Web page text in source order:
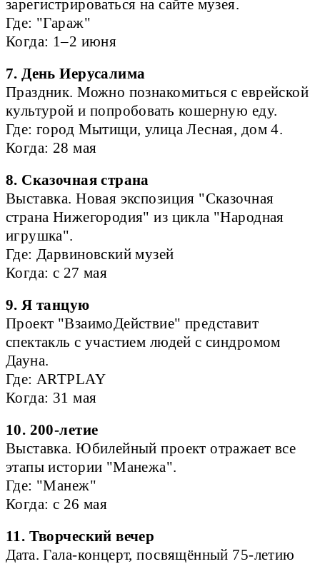
зарегистрироваться на сайте музея.
Где: "Гараж"
Когда: 1–2 июня
7. День Иерусалима
Праздник. Можно познакомиться с еврейской
культурой и попробовать кошерную еду.
Где: город Мытищи, улица Лесная, дом 4.
Когда: 28 мая
8. Сказочная страна
Выставка. Новая экспозиция "Сказочная
страна Нижегородия" из цикла "Народная
игрушка".
Где: Дарвиновский музей
Когда: с 27 мая
9. Я танцую
Проект "ВзаимоДействие" представит
спектакль с участием людей с синдромом
Дауна.
Где: ARTPLAY
Когда: 31 мая
10. 200-летие
Выставка. Юбилейный проект отражает все
этапы истории "Манежа".
Где: "Манеж"
Когда: с 26 мая
11. Творческий вечер
Дата. Гала-концерт, посвящённый 75-летию